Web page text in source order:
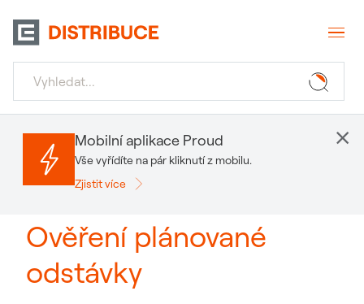
Ověření plánované
odstávky
Mobilní aplikace Proud
Vše vyřídíte na pár kliknutí z mobilu.
Zjistit více
×